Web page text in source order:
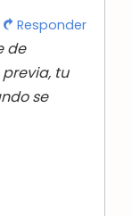
de
tu
se
Responder